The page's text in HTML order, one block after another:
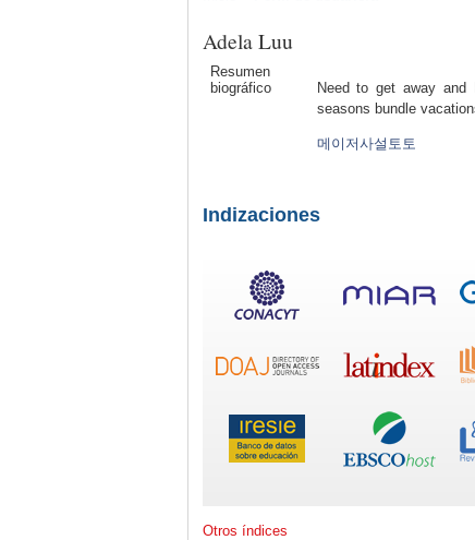
Adela Luu
Resumen
biográfico
Need to get away
seasons bundle
메이저사설토토
Indizaciones
Otros índices